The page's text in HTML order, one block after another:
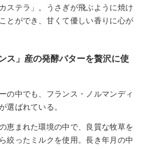
ステラ」。うさぎが飛ぶように焼け
とができ、甘くて優しい香りに心が
ス」産の発酵バターを贅沢に使
の中でも、フランス・ノルマンディ
選ばれている。
恵まれた環境の中で、良質な牧草を
絞ったミルクを使用。長き年月の中